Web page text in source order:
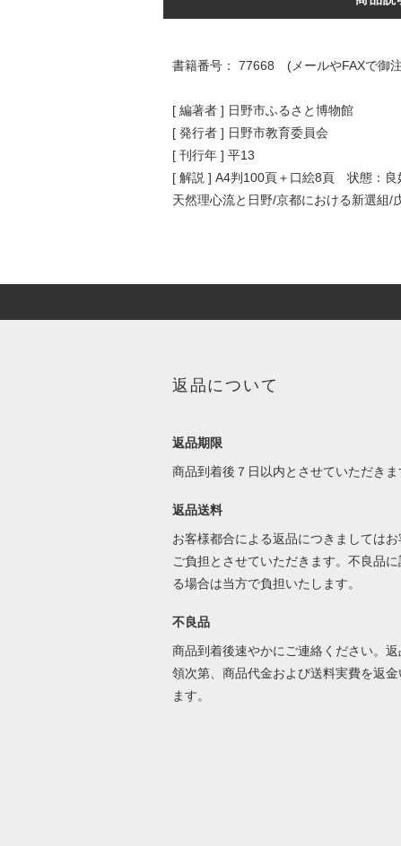
書籍番号： 77668 (メールやFAXで御
[ 編著者 ] 日野市ふるさと博物館
[ 発行者 ] 日野市教育委員会
[ 刊行年 ] 平13
[ 解説 ] A4判100頁＋口絵8頁 状態：
天然理心流と日野/京都における新選
返品について
返品期限
商品到着後７日以内とさせていただきま
返品送料
お客様都合による返品につきましては
ご負担とさせていただきます。不良品に
る場合は当方で負担いたします。
不良品
商品到着後速やかにご連絡ください。返
領次第、商品代金および送料実費を返金
ます。